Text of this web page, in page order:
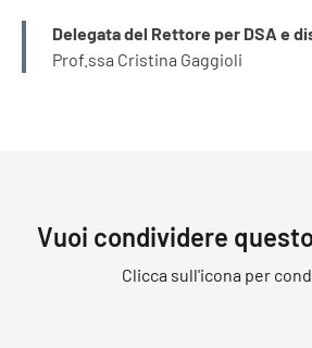
INFORMAZIONI
Delegata del Rettore per DSA e
Prof.ssa Cristina Gaggioli
Vuoi condividere
Clicca sull'icona per